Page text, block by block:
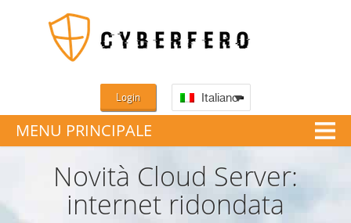
MENU PRINCIPALE
Login Italiano
Novità Cloud Server:
internet ridondata